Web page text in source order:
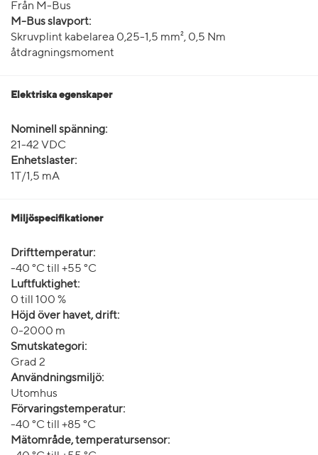
Från M-Bus
M-Bus slavport:
Skruvplint kabelarea 0,25-1,5 mm², 0,5 Nm
åtdragningsmoment
Elektriska egenskaper
Nominell spänning:
21-42 VDC
Enhetslaster:
1T/1,5 mA
Miljöspecifikationer
Drifttemperatur:
-40 °C till +55 °C
Luftfuktighet:
0 till 100 %
Höjd över havet, drift:
0-2000 m
Smutskategori:
Grad 2
Användningsmiljö:
Utomhus
Förvaringstemperatur:
-40 °C till +85 °C
Mätområde, temperatursensor: